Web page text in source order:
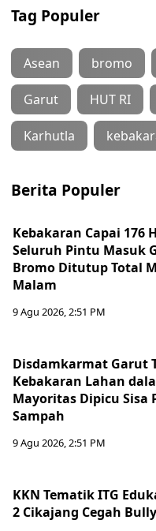
Tag Populer
Asean bromo
Garut HUT RI
Karhutla
Berita Populer
Kebakaran Capai 176
Seluruh Pintu Masuk
Bromo Ditutup Total
Malam
9 Agu 2026, 2:51 PM
Disdamkarmat Garut
Kebakaran Lahan
Mayoritas Dipicu Sisa
Sampah
9 Agu 2026, 2:51 PM
KKN Tematik ITG
2 Cikajang Cegah